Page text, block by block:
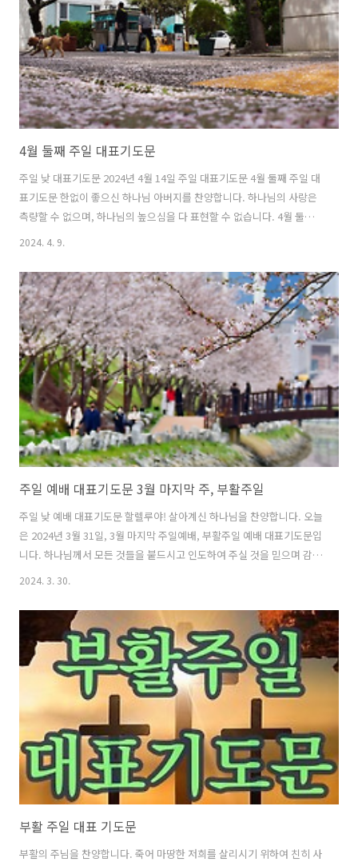
과 같이 요동치며 살아가는 인생들에게 큰 은혜를 베풀어 주옵소서. 하나
님의 말씀..
4월 둘째 주일 대표기도문
주일 낮 대표기도문 2024년 4월 14일 주일 대표기도문 4월 둘째 주일 대
표기도문 한없이 좋으신 하나님 아버지를 찬양합니다. 하나님의 사랑은
측량할 수 없으며, 하나님의 높으심을 다 표현할 수 없습니다. 4월 둘째
주일을 허락하시고, 하나님 아버지께 예배하며, 찬양하게 하심 감사합니
님게 나왔사오니 이곳에 임재하여 주시고, 오직 주님을 만남으로 큰 은혜
를 누리게 하옵소서. 저희의 부족함을 아시는 주님, 오늘도 하나님의 높
은 사랑과 은혜를 찬양합니다. 저희의 부족함에도 늘 사랑하여 주시고,
늘 주님만을 바라보며 살아가게 하심 감사합니다. 하지만 날마다 주님 말
씀대로 살지 못하고 내 마음으로 살아왔음을 고백합니다. 말씀에 순종하
기보다 ..
2024. 4. 9.
주일 예배 대표기도문 3월 마지막 주, 부활주일
주일 낮 예배 대표기도문 할렐루야! 살아계신 하나님을 찬양합니다. 오늘
은 2024년 3월 31일, 3월 마지막 주일예배, 부활주일 예배 대표기도문입
니다. 하나님께서 모든 것들을 붙드시고 인도하여 주실 것을 믿으며 감사
드립니다. 벚꽃이 만발하여 부활의 기쁨을 알리고 있습니다. 우리고 기쁜
자는 죽어도 살겠다 말씀하신 주님의 놀라운 능력과 사랑을 찬양합니다.
부활의 아침을 맞이하며 우리를 구원하시고 붙드시는 주님을 온전히 찬
양하게 하옵소서. 부활의 주님을 믿는 주의 백성들이 한 자리에 모여 경
배하오니 받아 주옵소서. 성삼위일체 하나님께서 이곳에 임재하여 주시
고, 온전한 마음과 뜻을 다해 하나님을 높이며 찬양하게 하옵소서. 저희
를 붙드시고 ..
2024. 3. 30.
부활 주일 대표 기도문
부활의 주님을 찬양합니다. 죽어 마땅한 저희를 살리시기 위하여 친히 사